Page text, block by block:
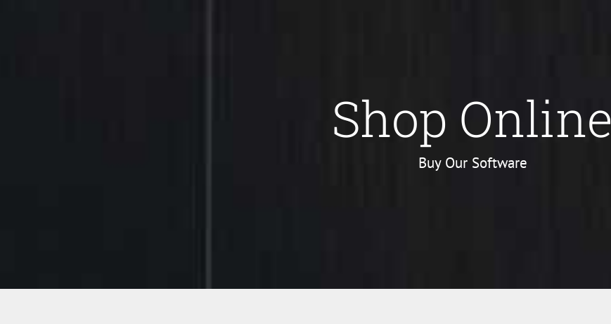
Shop Online
Buy Our Software